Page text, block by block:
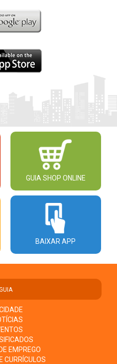
GUIA SHOP ONLINE
BAIXAR APP
EMPREGO
CURRÍCULOS